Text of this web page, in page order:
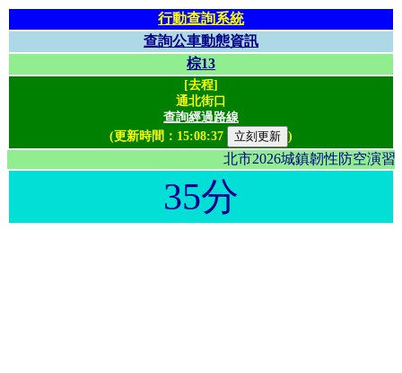
行動查詢系統
查詢公車動態資訊
棕13
[去程]
通北街口
查詢經過路線
(更新時間： 15:08:37 )
北市2026城鎮韌性防空
35分